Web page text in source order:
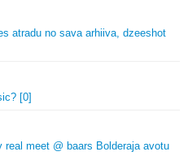
atradu no sava arhiiva, dzeeshot
[0]
real meet @ baars Bolderaja avotu